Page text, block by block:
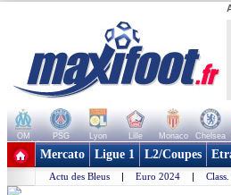
OM PSG Lyon Lille Monaco Chelsea
+ de clubs
Mercato Ligue 1 L2/Coupes
Actu des Bleus | Euro 2024 |